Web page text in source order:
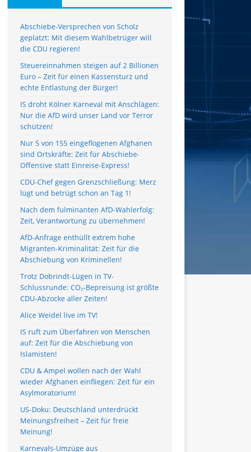
Abschiebe-Versprechen von Scholz
geplatzt: Mit diesem Wahlbetrüger will
die CDU regieren!
Steuereinnahmen steigen auf 2 Billionen
Euro – Zeit für einen Kassensturz und
echte Entlastung der Bürger!
IS droht Kölner Karneval mit Anschlägen:
Nur die AfD wird unser Land vor Terror
schützen!
Nur 5 von 155 eingeflogenen Afghanen
sind Ortskräfte: Zeit für Abschiebe-
Offensive statt Einreise-Express!
CDU-Chef gegen Grenzschließung: Merz
lügt und betrügt schon an Tag 1!
Nach dem fulminanten AfD-Wahlerfolg:
Zeit, Verantwortung zu übernehmen!
AfD-Anfrage enthüllt extrem hohe
Migranten-Kriminalität: Zeit für die
Abschiebung von Kriminellen!
Trotz Dobrindt-Lügen in TV-
Schlussrunde: CO₂-Bepreisung ist größte
CDU-Abzocke aller Zeiten!
Alice Weidel live im TV!
IS ruft zum Überfahren von Menschen
auf: Zeit für die Abschiebung von
Islamisten!
CDU & Ampel wollen nach der Wahl
wieder Afghanen einfliegen: Zeit für ein
Asylmoratorium!
US-Doku: Deutschland unterdrückt
Meinungsfreiheit – Zeit für freie
Meinung!
Karnevals-Umzüge aus